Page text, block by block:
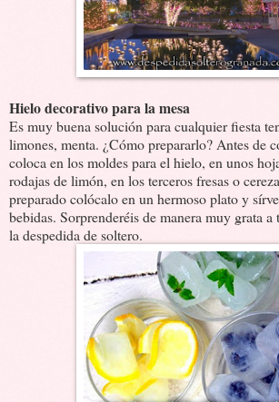
Hielo decorativo para la mesa
Es muy buena solución para cualquier fiesta
limones, menta. ¿Cómo prepararlo? Antes de
coloca en los moldes para el hielo, en unos
rodajas de limón, en los terceros fresas o
preparado colócalo en un hermoso plato y
bebidas. Sorprenderéis de manera muy grata
la despedida de soltero.